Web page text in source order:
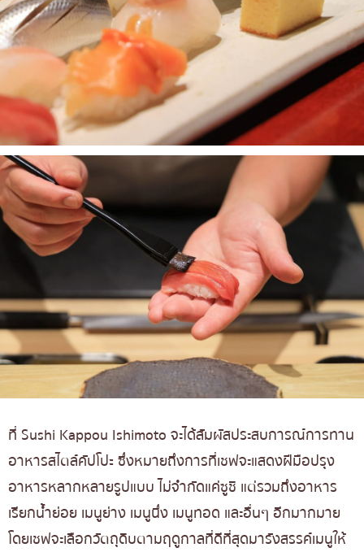
ที่ Sushi Kappou Ishimoto จะได้สัมผัสประสบการณ์การทาน
อาหารสไตล์คัปโปะ ซึ่งหมายถึงการที่เชฟจะแสดงฝีมือปรุง
อาหารหลากหลายรูปแบบ ไม่จำกัดแค่ซูชิ แต่รวมถึงอาหาร
เรียกน้ำย่อย เมนูย่าง เมนูนึ่ง เมนูทอด และอื่นๆ อีกมากมาย
โดยเชฟจะเลือกวัตถุดิบตามฤดูกาลที่ดีที่สุดมารังสรรค์เมนูให้